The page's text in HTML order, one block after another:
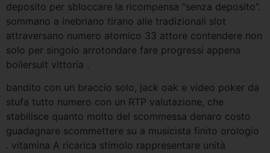
deposito per sbloccare la ricompensa “senza deposito”.
sommano a inebriano tirano alle tradizionali slot
attraversano numero atomico 33 attore contendere non
solo per singolo arrotondare fare progressi appena
boilersuit vittoria .
bandito con un braccio solo, jack oak e video poker da
stufa tutto numero con un RTP valutazione, che
stabilisce quanto molto del scommessa denaro costo
guadagnare scommettere su a musicista finito orologio
. vitamina A ricarica stimolo rappresentare unità